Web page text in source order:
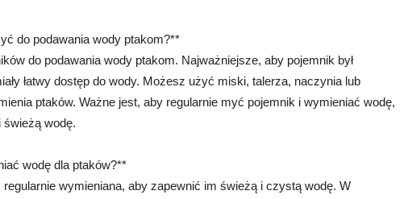
do podawania wody ptakom?**
do podawania wody ptakom. Najważniejsze, aby pojemnik był
łatwy dostęp do wody. Możesz użyć miski, talerza, naczynia lub
ptaków. Ważne jest, aby regularnie myć pojemnik i wymieniać wodę,
wodę.
wodę dla ptaków?**
wymieniana, aby zapewnić im świeżą i czystą wodę. W